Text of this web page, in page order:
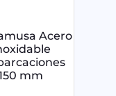
Acero
mm